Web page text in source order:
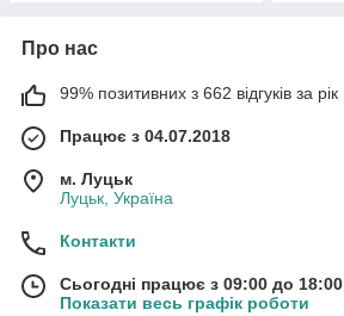
Про нас
99% позитивних з 662 відгуків за рік
Працює з 04.07.2018
м. Луцьк
Луцьк, Україна
Контакти
Сьогодні працює з 09:00 до 18:00
Показати весь графік роботи